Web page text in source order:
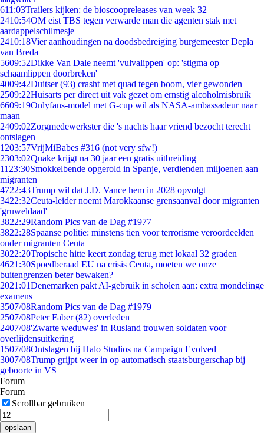
611:03Trailers kijken: de bioscoopreleases van week 32
2410:54OM eist TBS tegen verwarde man die agenten stak met
aardappelschilmesje
2410:18Vier aanhoudingen na doodsbedreiging burgemeester Depla
van Breda
5609:52Dikke Van Dale neemt 'vulvalippen' op: 'stigma op
schaamlippen doorbreken'
4009:42Duitser (93) crasht met quad tegen boom, vier gewonden
2509:22Huisarts per direct uit vak gezet om ernstig alcoholmisbruik
6609:19Onlyfans-model met G-cup wil als NASA-ambassadeur naar
maan
2409:02Zorgmedewerkster die 's nachts haar vriend bezocht terecht
ontslagen
1203:57VrijMiBabes #316 (not very sfw!)
2303:02Quake krijgt na 30 jaar een gratis uitbreiding
11 23:30Smokkelbende opgerold in Spanje, verdienden miljoenen aan
migranten
4722:43Trump wil dat J.D. Vance hem in 2028 opvolgt
3422:32Ceuta-leider noemt Marokkaanse grensaanval door migranten
'gruweldaad'
3822:29Random Pics van de Dag #1977
3822:28Spaanse politie: minstens tien voor terrorisme veroordeelden
onder migranten Ceuta
3022:20Tropische hitte keert zondag terug met lokaal 32 graden
4621:30Spoedberaad EU na crisis Ceuta, moeten we onze
buitengrenzen beter bewaken?
2021:01Denemarken pakt AI-gebruik in scholen aan: extra mondelinge
examens
3507/08Random Pics van de Dag #1979
2507/08Peter Faber (82) overleden
2407/08'Zwarte weduwes' in Rusland trouwen soldaten voor
overlijdensuitkering
1507/08Ontslagen bij Halo Studios na Campaign Evolved
3007/08Trump grijpt weer in op automatisch staatsburgerschap bij
geboorte in VS
Forum
Forum
Scrollbar gebruiken
opslaan